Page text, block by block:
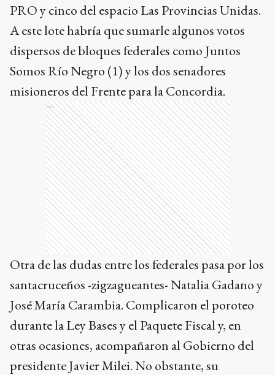
PRO y cinco del espacio Las Provincias Unidas.
A este lote habría que sumarle algunos votos
dispersos de bloques federales como Juntos
Somos Río Negro (1) y los dos senadores
misioneros del Frente para la Concordia.
Ads
Otra de las dudas entre los federales pasa por los
santacruceños -zigzagueantes- Natalia Gadano y
José María Carambia. Complicaron el poroteo
durante la Ley Bases y el Paquete Fiscal y, en
otras ocasiones, acompañaron al Gobierno del
presidente Javier Milei. No obstante, su